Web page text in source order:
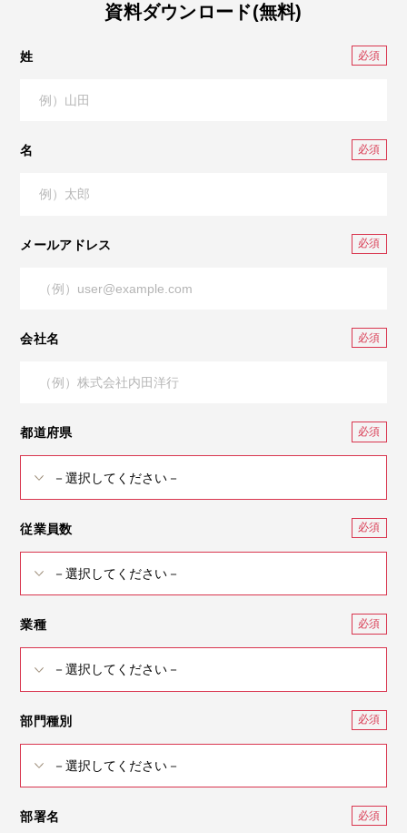
資料ダウンロード(無料)
姓
名
メールアドレス
会社名
都道府県
従業員数
業種
部門種別
部署名